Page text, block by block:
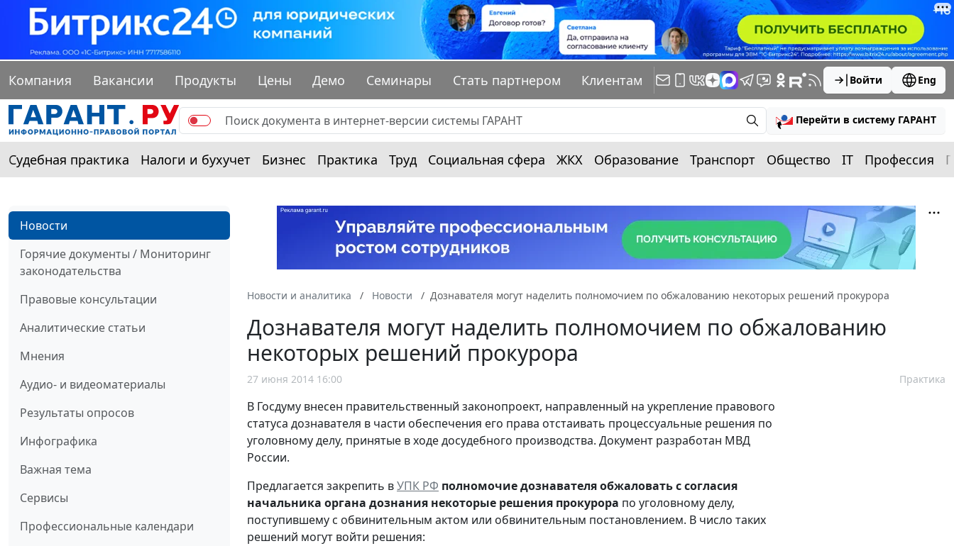
Компания Вакансии Продукты Цены Демо Семинары Стать партнером Клиентам Войти Eng
Перейти в систему ГАРАНТ
Судебная практика Налоги и бухучет Бизнес Практика Труд Социальная сфера ЖКХ Образование Транспорт Общество IT Профессия
Новости
Горячие документы / Мониторинг
законодательства
Правовые консультации
Аналитические статьи
Мнения
Аудио- и видеоматериалы
Результаты опросов
Инфографика
Важная тема
Сервисы
Профессиональные календари
Новости и аналитика Новости Дознавателя могут наделить полномочием по обжалованию некоторых решений прокурора
Дознавателя могут наделить полномочием по обжалованию
некоторых решений прокурора
27 июня 2014 16:00 Практика
В Госдуму внесен правительственный законопроект, направленный на укрепление правового
статуса дознавателя в части обеспечения его права отстаивать процессуальные решения по
уголовному делу, принятые в ходе досудебного производства. Документ разработан МВД
России.
Предлагается закрепить вУПК РФ полномочие дознавателя обжаловать с согласия
начальника органа дознания некоторые решения прокурора по уголовному делу,
поступившему с обвинительным актом или обвинительным постановлением. В число таких
решений могут войти решения: